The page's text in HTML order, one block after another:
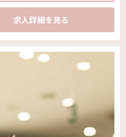
求人詳細を見る